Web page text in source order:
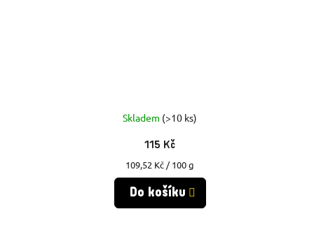
Skladem (>10 ks)
115 Kč
Měrná
cena:
109,52 Kč / 100 g
Do košíku